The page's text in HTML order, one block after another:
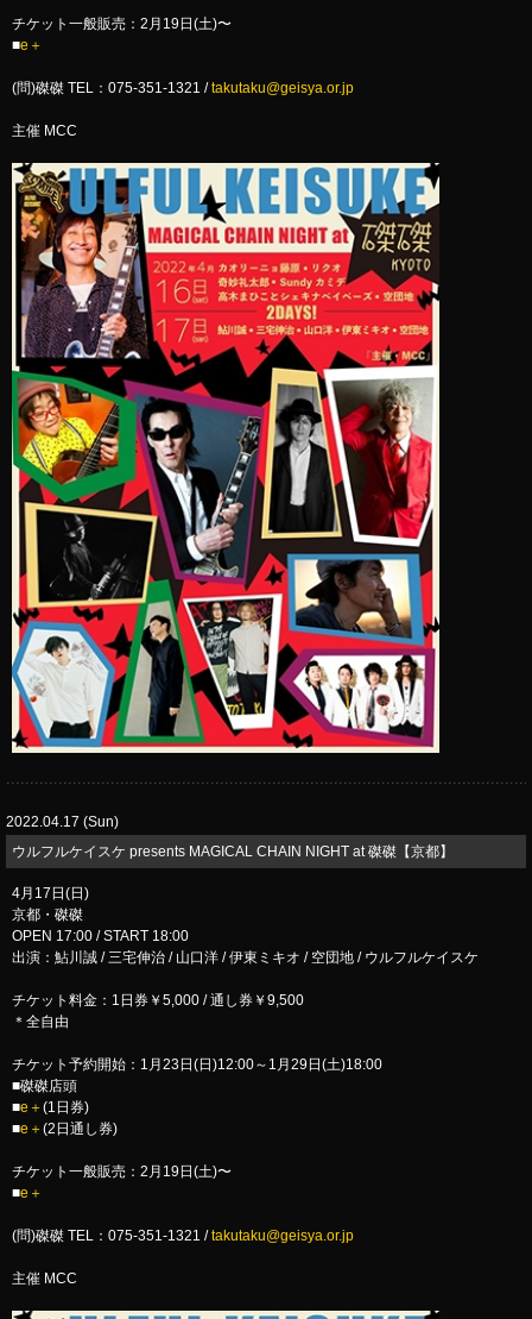
チケット一般販売：2月19日(土)〜
■e＋
(問)磔磔 TEL：075-351-1321 /takutaku@geisya.or.jp
主催 MCC
2022.04.17 (Sun)
​ウルフルケイスケ presents MAGICAL CHAIN NIGHT at 磔磔【京都】
4月17日(日)
京都・磔磔
OPEN 17:00 / START 18:00
出演：鮎川誠 / 三宅伸治 / 山口洋 / 伊東ミキオ / 空団地 / ウルフルケイスケ
チケット料金：1日券￥5,000 / 通し券￥9,500
＊全自由
チケット予約開始：1月23日(日)12:00～1月29日(土)18:00
■磔磔店頭
■e＋ (1日券)
■e＋ (2日通し券)
チケット一般販売：2月19日(土)〜
■e＋
(問)磔磔 TEL：075-351-1321 /takutaku@geisya.or.jp
主催 MCC